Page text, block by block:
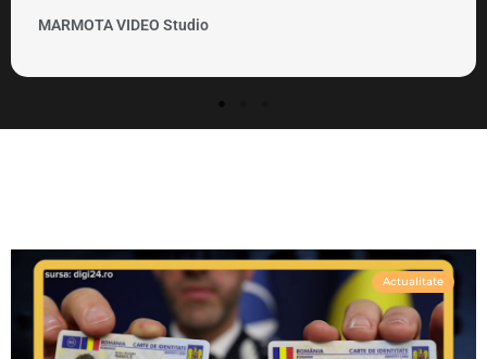
MARMOTA VIDEO Clipuri si promovare
Actualitate